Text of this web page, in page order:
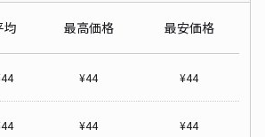
均 最高価格 最安価格
44 ¥44 ¥44
44 ¥44 ¥44